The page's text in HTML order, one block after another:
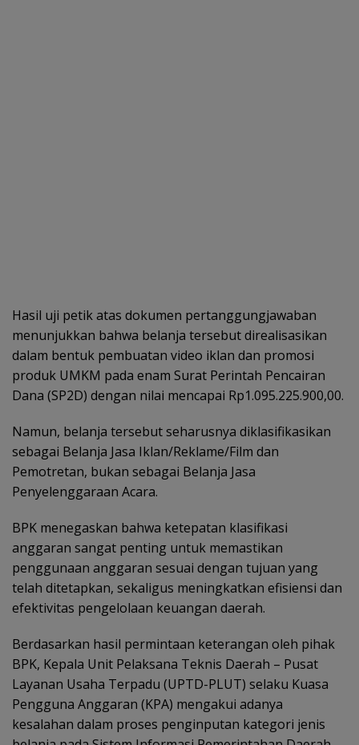
Hasil uji petik atas dokumen pertanggungjawaban
menunjukkan bahwa belanja tersebut direalisasikan
dalam bentuk pembuatan video iklan dan promosi
produk UMKM pada enam Surat Perintah Pencairan
Dana (SP2D) dengan nilai mencapai Rp1.095.225.900,00.
Namun, belanja tersebut seharusnya diklasifikasikan
sebagai Belanja Jasa Iklan/Reklame/Film dan
Pemotretan, bukan sebagai Belanja Jasa
Penyelenggaraan Acara.
BPK menegaskan bahwa ketepatan klasifikasi
anggaran sangat penting untuk memastikan
penggunaan anggaran sesuai dengan tujuan yang
telah ditetapkan, sekaligus meningkatkan efisiensi dan
efektivitas pengelolaan keuangan daerah.
Berdasarkan hasil permintaan keterangan oleh pihak
BPK, Kepala Unit Pelaksana Teknis Daerah – Pusat
Layanan Usaha Terpadu (UPTD-PLUT) selaku Kuasa
Pengguna Anggaran (KPA) mengakui adanya
kesalahan dalam proses penginputan kategori jenis